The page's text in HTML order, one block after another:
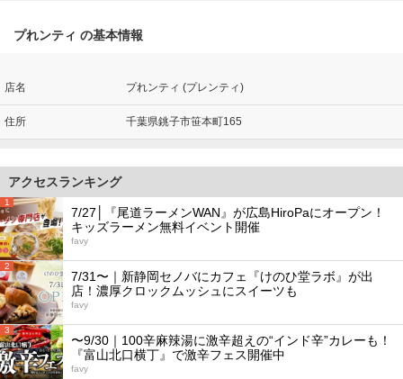
プれンティ の基本情報
店名 プれンティ (プレンティ)
住所 千葉県銚子市笹本町165
アクセスランキング
1
7/27│『尾道ラーメンWAN』が広島HiroPaにオープン！
キッズラーメン無料イベント開催
favy
2
7/31〜｜新静岡セノバにカフェ『けのひ堂ラボ』が出
店！濃厚クロックムッシュにスイーツも
favy
3
〜9/30｜100辛麻辣湯に激辛超えの“インド辛”カレーも！
『富山北口横丁』で激辛フェス開催中
favy